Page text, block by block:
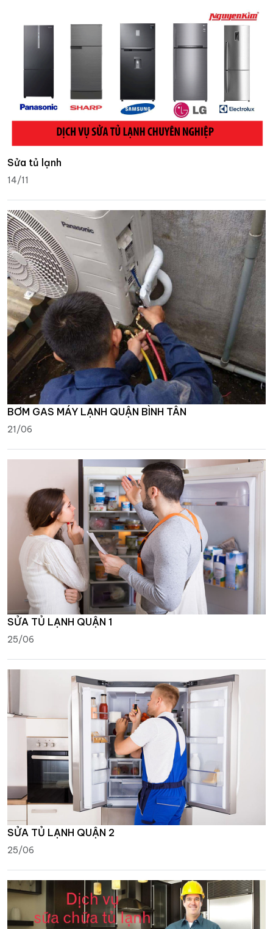
Sửa tủ lạnh
14/11
BƠM GAS MÁY LẠNH QUẬN BÌNH TÂN
21/06
SỬA TỦ LẠNH QUẬN 1
25/06
SỬA TỦ LẠNH QUẬN 2
25/06